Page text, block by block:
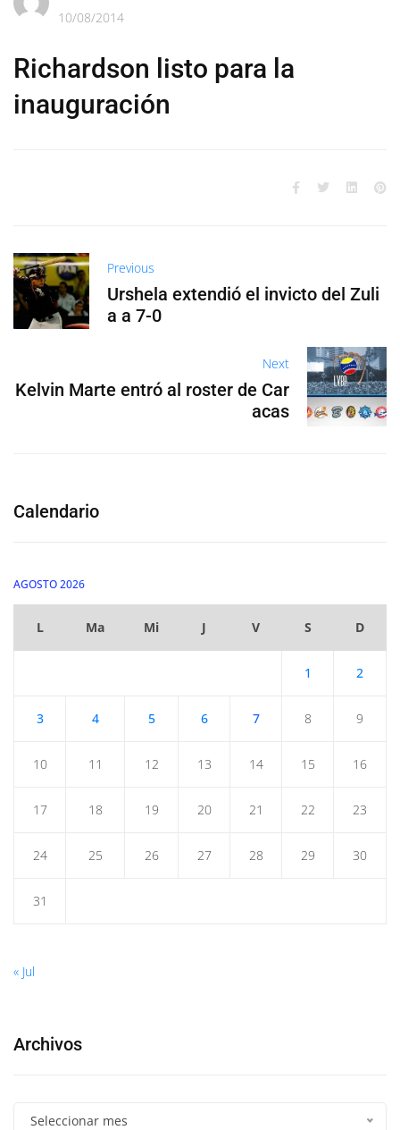
10/08/2014
Richardson listo para la
inauguración
Previous
Urshela extendió el invicto del Zuli
a a 7-0
Next
Kelvin Marte entró al roster de Car
acas
Calendario
AGOSTO 2026
L Ma Mi J V S D
1 2
3 4 5 6 7 8 9
10 11 12 13 14 15 16
17 18 19 20 21 22 23
24 25 26 27 28 29 30
31
« Jul
Archivos
Seleccionar mes